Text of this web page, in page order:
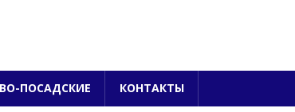
ПОСАДСКИЕ КОНТАКТЫ